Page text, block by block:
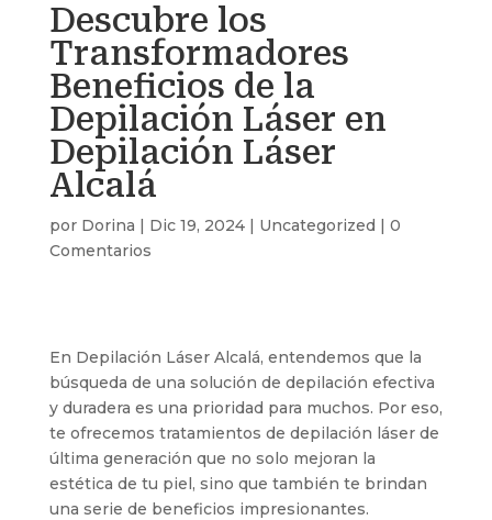
Descubre los
Transformadores
Beneficios de la
Depilación Láser en
Depilación Láser
Alcalá
por Dorina | Dic 19, 2024| Uncategorized | 0
Comentarios
En Depilación Láser Alcalá, entendemos que la
búsqueda de una solución de depilación efectiva
y duradera es una prioridad para muchos. Por eso,
te ofrecemos tratamientos de depilación láser de
última generación que no solo mejoran la
estética de tu piel, sino que también te brindan
una serie de beneficios impresionantes.